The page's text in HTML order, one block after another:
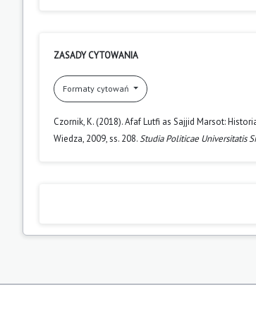
ZASADY CYTOWANIA
Formaty cytowań
Czornik, K. (2018). Afaf Lutfi as Sajjid Marsot:
Wiedza, 2009, ss. 208.Studia Politicae Universitatis